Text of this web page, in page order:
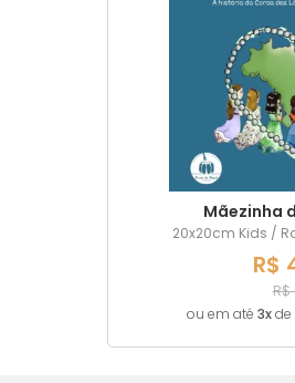
Mãezinha
20x20cm Kids /
R$
R$
ou em até 3xde